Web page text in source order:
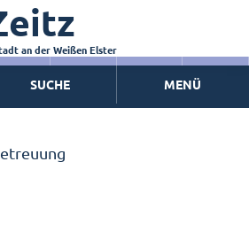
Christian Thieme
an der Weißen Elster
SUCHE MENÜ